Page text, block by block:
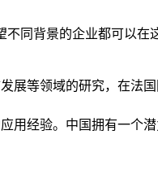
同背景的企业都可以在
展等领域的研究，在法
经验。中国拥有一个